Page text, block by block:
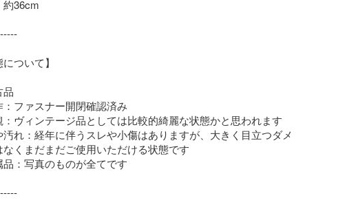
約36cm
について】
品
：ファスナー開閉確認済み
：ヴィンテージ品としては比較的綺麗な状態かと思われます
汚れ：経年に伴うスレや小傷はありますが、大きく目立つダメ
なくまだまだご使用いただける状態です
品：写真のものが全てです